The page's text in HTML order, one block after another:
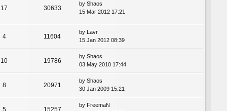
17 30633
by Shaos
15 Mar 2012 17:21
4 11604
by
Lavr
15 Jan 2012 08:39
10 19786
by Shaos
03 May 2010 17:44
8 20971
by Shaos
30 Jan 2009 15:21
by FreemaN